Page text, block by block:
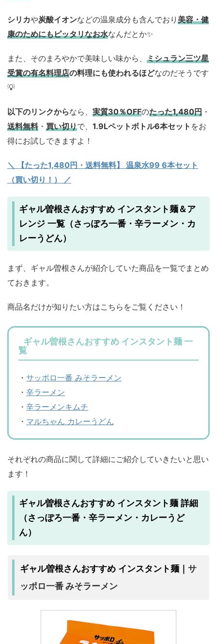
シリカや炭酸イオンなどの温泉成分も含んでおり 美容・健
康のためにもピッタリなお水なんだとか✨
また、そのまろやかで美味しい味から、 ミシュラン三ツ星
受賞の有名料理店の料理にも使われるほどなのだそうです
💡
以下のリンクからなら、 実質30％OFFのたった1,480円 ・
送料無料・ 買い切りで、 1.9Lペットボトル6本セット をお
得にお試しできますよ！
＼ 【たった1,480円・送料無料】 温泉水99 6本セット
（買い切り！） ／
ギャル曽根さんおすすめ インスタント麺＆ア
レンジ 一覧（さっぽろ一番・辛ラーメン・カ
レーうどん）
まず、ギャル曽根さんが紹介していた商品を一覧でまとめ
ておきます。
商品名だけが知りたい方はこちらをご覧ください！
ギャル曽根さんおすすめ インスタント麺 一
覧
・ サッポロ一番 みそラーメン
・ 辛ラーメン
・ 辛ラーメンキムチ
・ マルちゃん カレーうどん
それぞれの商品に関して詳細にご紹介していきたいと思い
ます！
ギャル曽根さんおすすめ インスタント麺 詳細
（さっぽろ一番・辛ラーメン・カレーうど
ん）
ギャル曽根さんおすすめ インスタント麺｜サ
ッポロ一番 みそラーメン